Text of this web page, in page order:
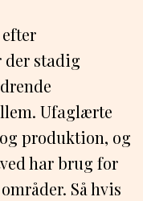
stadig
Ufaglærte
produktion, og
har brug for
Så hvis